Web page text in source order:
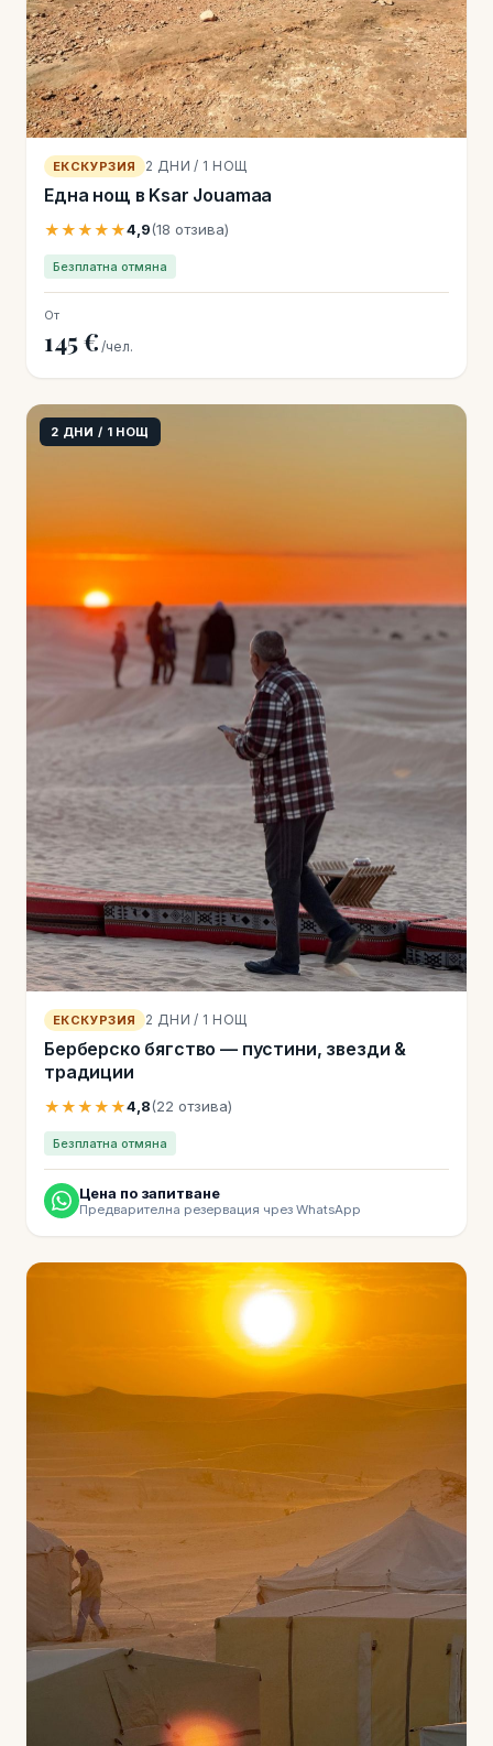
ЕКСКУРЗИЯ 2 ДНИ / 1 НОЩ
Една нощ в Ksar Jouamaa
★★★★★4,9(18 отзива)
Безплатна отмяна
От
145 € /чел.
2 ДНИ / 1 НОЩ
ЕКСКУРЗИЯ 2 ДНИ / 1 НОЩ
Берберско бягство — пустини, звезди &
традиции
★★★★★4,8(22 отзива)
Безплатна отмяна
Цена по запитване
Предварителна резервация чрез WhatsApp